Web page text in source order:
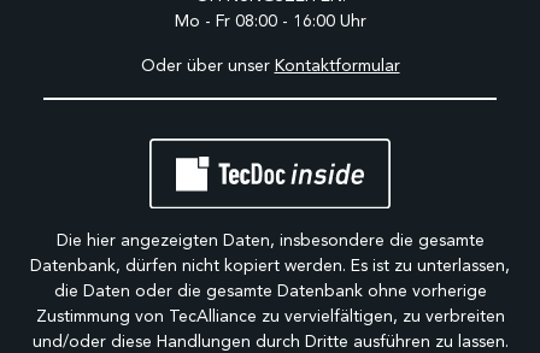
Mo - Fr 08:00 - 16:00 Uhr
Oder über unser Kontaktformular
Die hier angezeigten Daten, insbesondere die gesamte
Datenbank, dürfen nicht kopiert werden. Es ist zu unterlassen,
die Daten oder die gesamte Datenbank ohne vorherige
Zustimmung von TecAlliance zu vervielfältigen, zu verbreiten
und/oder diese Handlungen durch Dritte ausführen zu lassen.